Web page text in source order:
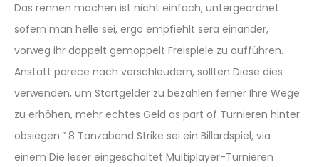
Das rennen machen ist nicht einfach, untergeordnet
sofern man helle sei, ergo empfiehlt sera einander,
vorweg ihr doppelt gemoppelt Freispiele zu aufführen.
Anstatt parece nach verschleudern, sollten Diese dies
verwenden, um Startgelder zu bezahlen ferner Ihre Wege
zu erhöhen, mehr echtes Geld as part of Turnieren hinter
obsiegen.” 8 Tanzabend Strike sei ein Billardspiel, via
einem Die leser eingeschaltet Multiplayer-Turnieren